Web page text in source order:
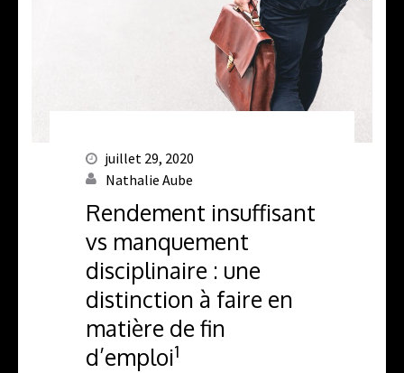
juillet 29, 2020
Nathalie Aube
Rendement insuffisant
vs manquement
disciplinaire : une
distinction à faire en
matière de fin
d’emploi1